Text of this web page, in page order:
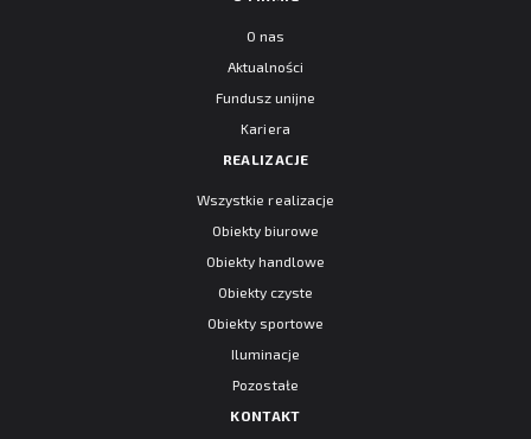
O nas
Aktualności
Fundusz unijne
Kariera
REALIZACJE
Wszystkie realizacje
Obiekty biurowe
Obiekty handlowe
Obiekty czyste
Obiekty sportowe
Iluminacje
Pozostałe
KONTAKT